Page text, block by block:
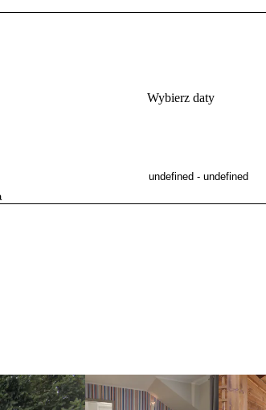
Wybierz daty